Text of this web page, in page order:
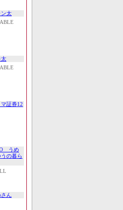
ン太
太
証券12
うめ
の暮ら
ん